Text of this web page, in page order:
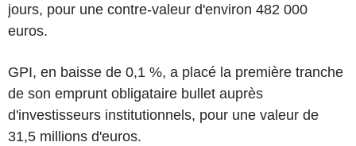
jours, pour une contre-valeur d'environ 482 000
euros.
GPI, en baisse de 0,1 %, a placé la première tranche
de son emprunt obligataire bullet auprès
d'investisseurs institutionnels, pour une valeur de
31,5 millions d'euros.